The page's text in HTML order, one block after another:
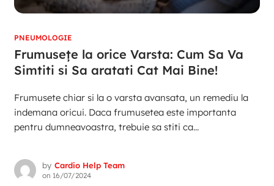
PNEUMOLOGIE
Frumusețe la orice Varsta: Cum Sa Va
Simtiti si Sa aratati Cat Mai Bine!
Frumusete chiar si la o varsta avansata, un remediu la
indemana oricui. Daca frumusetea este importanta
pentru dumneavoastra, trebuie sa stiti ca...
by Cardio Help Team
on 16/07/2024